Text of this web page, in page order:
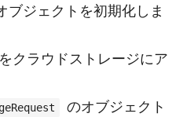
ブジェクトを初期化しま
クラウドストレージにア
のオブジェクト